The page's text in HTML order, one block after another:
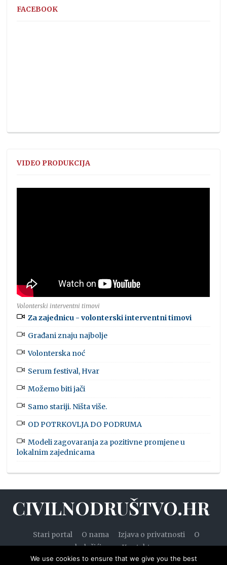
FACEBOOK
VIDEO PRODUKCIJA
Volonterski interventni timovi
Za zajednicu - volonterski interventni timovi
Građani znaju najbolje
Volonterska noć
Serum festival, Hvar
Možemo biti jači
Samo stariji. Ništa više.
OD POTRKOVLJA DO PODRUMA
Modeli zagovaranja za pozitivne promjene u
lokalnim zajednicama
CIVILNODRUŠTVO.HR
Stari portal O nama Izjava o privatnosti
O
kolačićima
Kontakt
We use cookies to ensure that we give you the best